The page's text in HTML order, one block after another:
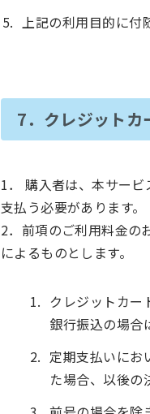
上記の利用目的に付
7．クレジットカ
1． 購入者は、本サー
支払う必要があります。
2．前項のご利用料金の
によるものとします。
クレジットカー
銀行振込の場合
定期支払いにお
た場合、以後の